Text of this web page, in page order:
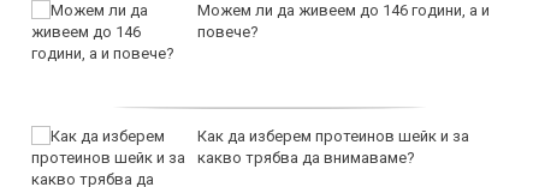
Можем ли да живеем до 146 години, а и
повече?
Как да изберем протеинов шейк и за
какво трябва да внимаваме?